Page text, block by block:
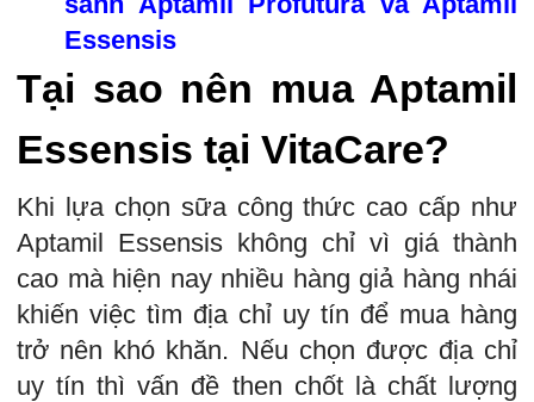
Essensis
Tại sao nên mua Aptamil
Essensis tại VitaCare?
Khi lựa chọn sữa công thức cao cấp như
Aptamil Essensis không chỉ vì giá thành
cao mà hiện nay nhiều hàng giả hàng nhái
khiến việc tìm địa chỉ uy tín để mua hàng
trở nên khó khăn. Nếu chọn được địa chỉ
uy tín thì vấn đề then chốt là chất lượng